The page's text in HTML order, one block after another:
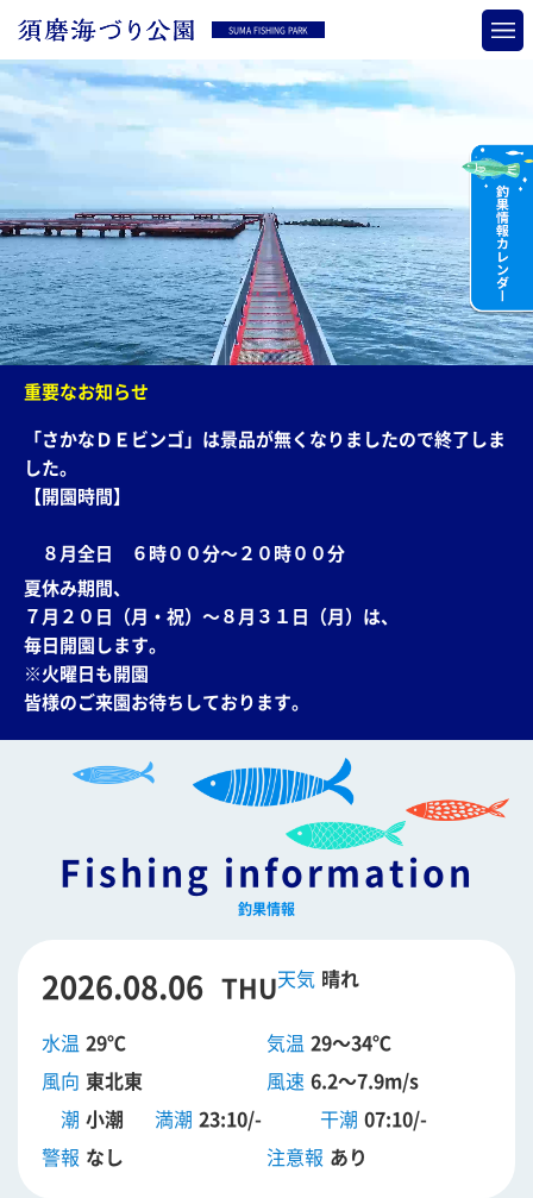
SUMA FISHING PARK
重要なお知らせ
「さかなＤＥビンゴ」は景品が無くなりましたので終了しま
した。
【開園時間】
８月全日 ６時００分～２０時００分
夏休み期間、
７月２０日（月・祝）～８月３１日（月）は、
毎日開園します。
※火曜日も開園
皆様のご来園お待ちしております。
Fishing information
釣果情報
2026.08.06 THU 晴れ
水温 29℃ 気温 29～34℃
風向 東北東 風速 6.2～7.9m/s
潮 小潮 満潮 23:10/- 干潮 07:10/-
警報 なし 注意報 あり